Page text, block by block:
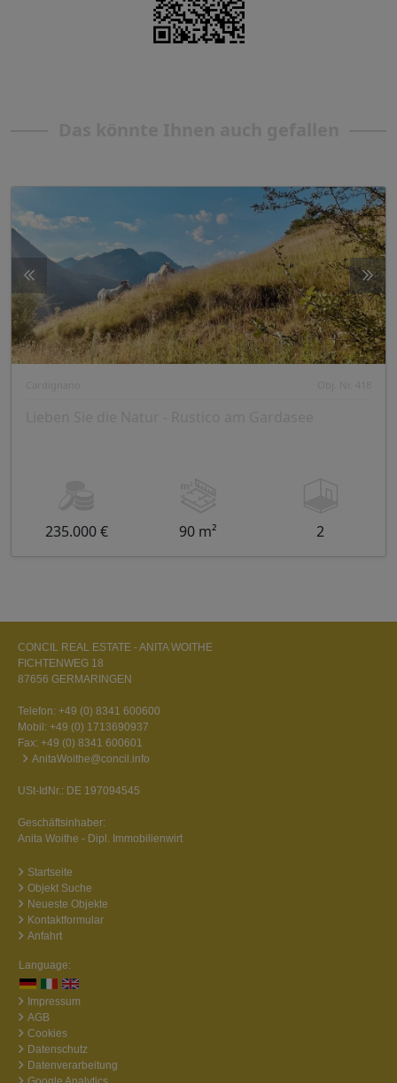
235.000 € 90 m² 2
CONCIL REAL ESTATE - ANITA WOITHE
FICHTENWEG 18
87656 GERMARINGEN
Telefon: +49 (0) 8341 600600
Mobil: +49 (0) 1713690937
Fax: +49 (0) 8341 600601
AnitaWoithe@concil.info
USt-IdNr.: DE 197094545
Geschäftsinhaber:
Anita Woithe - Dipl. Immobilienwirt
Startseite
Objekt Suche
Neueste Objekte
Kontaktformular
Anfahrt
Language:
Impressum
AGB
Cookies
Datenschutz
Datenverarbeitung